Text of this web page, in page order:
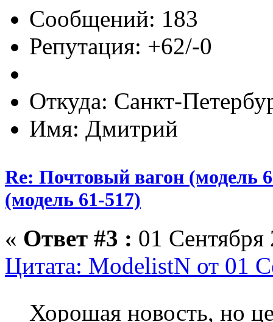
Сообщений: 183
Репутация: +62/-0
Откуда: Санкт-
Имя: Дмитрий
Re: Почтовый вагон (модель
(модель 61-517)
« Ответ #3 : 01
Цитата: ModelistN от 01
Хорошая новость, но